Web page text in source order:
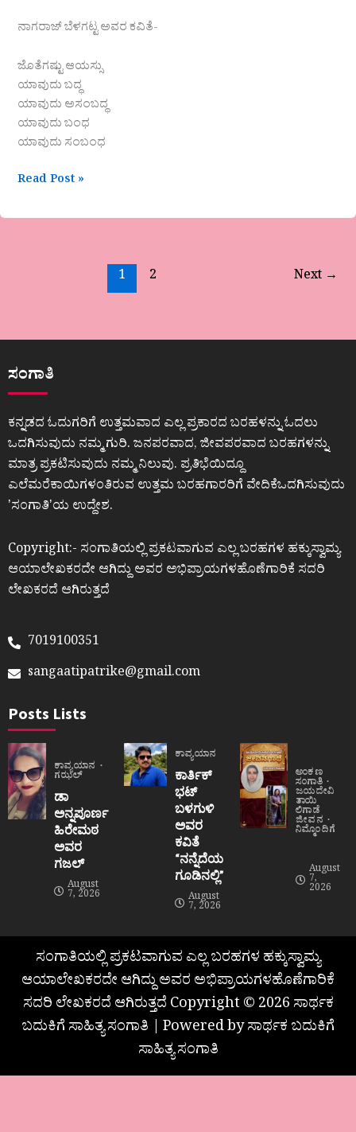
ನಾಗರಾಜ್ ಬೆಳಗಟ್ಟ ಅವರ ಕವಿತೆ-
ಜೊತೆಗಷ್ಟು ಆಯಸ್ಸು
ಯಾವುದು ಬದ್ಧ
ಯಾವುದು ಅಸಂಬದ್ಧ
ಯಾವುದು ಬಂಧ
ಯಾವುದು ಸಂಬಂಧ
Read Post »
1 2 Next →
ಸಂಗಾತಿ
ಕನ್ನಡದ ಓದುಗರಿಗೆ ಉತ್ತಮವಾದ ಎಲ್ಲ ಪ್ರಕಾರದ ಬರಹಳನ್ನು ಓದಲು
ಒದಗಿಸುವುದು ನಮ್ಮ ಗುರಿ. ಜನಪರವಾದ, ಜೀವಪರವಾದ ಬರಹಗಳನ್ನು
ಮಾತ್ರ ಪ್ರಕಟಿಸುವುದು ನಮ್ಮ ನಿಲುವು. ಪ್ರತಿಭೆಯಿದ್ದೂ
ಎಲೆಮರೆಕಾಯಿಗಳಂತಿರುವ ಉತ್ತಮ ಬರಹಗಾರರಿಗೆ ವೇದಿಕೆಒದಗಿಸುವುದು
ʼಸಂಗಾತಿʼಯ ಉದ್ದೇಶ.
Copyright:- ಸಂಗಾತಿಯಲ್ಲಿ ಪ್ರಕಟವಾಗುವ ಎಲ್ಲ ಬರಹಗಳ ಹಕ್ಕುಸ್ವಾಮ್ಯ
ಆಯಾಲೇಖಕರದೇ ಆಗಿದ್ದು ಅವರ ಅಭಿಪ್ರಾಯಗಳಹೊಣೆಗಾರಿಕೆ ಸದರಿ
ಲೇಖಕರದೆ ಆಗಿರುತ್ತದೆ
7019100351
sangaatipatrike@gmail.com
Posts Lists
ಕಾವ್ಯಯಾನ
ಗಝಲ್
ಡಾ
ಅನ್ನಪೂರ್ಣ
ಹಿರೇಮಠ
ಅವರ
ಗಜಲ್
August
7, 2026
ಕಾವ್ಯಯಾನ
ಕಾರ್ತಿಕ್
ಭಟ್
ಬಳಗುಳಿ
ಅವರ
ಕವಿತೆ
“ನನ್ನೆದೆಯ
ಗೂಡಿನಲ್ಲಿ”
August
7, 2026
ಅಂಕಣ
ಸಂಗಾತಿ
ಜಯದೇವಿ
ತಾಯಿ
ಲಿಗಾಡೆ
ಜೀವನ
ನಿಮ್ಮೊಂದಿಗೆ
August
7,
2026
ಸಂಗಾತಿಯಲ್ಲಿ ಪ್ರಕಟವಾಗುವ ಎಲ್ಲ ಬರಹಗಳ ಹಕ್ಕುಸ್ವಾಮ್ಯ
ಆಯಾಲೇಖಕರದೇ ಆಗಿದ್ದು ಅವರ ಅಭಿಪ್ರಾಯಗಳಹೊಣೆಗಾರಿಕೆ
ಸದರಿ ಲೇಖಕರದೆ ಆಗಿರುತ್ತದೆ Copyright © 2026 ಸಾರ್ಥಕ
ಬದುಕಿಗೆ ಸಾಹಿತ್ಯ ಸಂಗಾತಿ | Powered by ಸಾರ್ಥಕ ಬದುಕಿಗೆ
ಸಾಹಿತ್ಯ ಸಂಗಾತಿ